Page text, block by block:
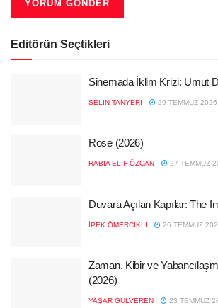
Editörün Seçtikleri
Sinemada İklim Krizi: Umut
SELIN TANYERI 29 TEMMUZ 2026
Rose (2026)
RABIA ELIF ÖZCAN 27 TEMMUZ
Duvara Açılan Kapılar: The
İPEK ÖMERCIKLI 26 TEMMUZ
Zaman, Kibir ve
(2026)
YAŞAR GÜLVEREN 23 TEMMUZ